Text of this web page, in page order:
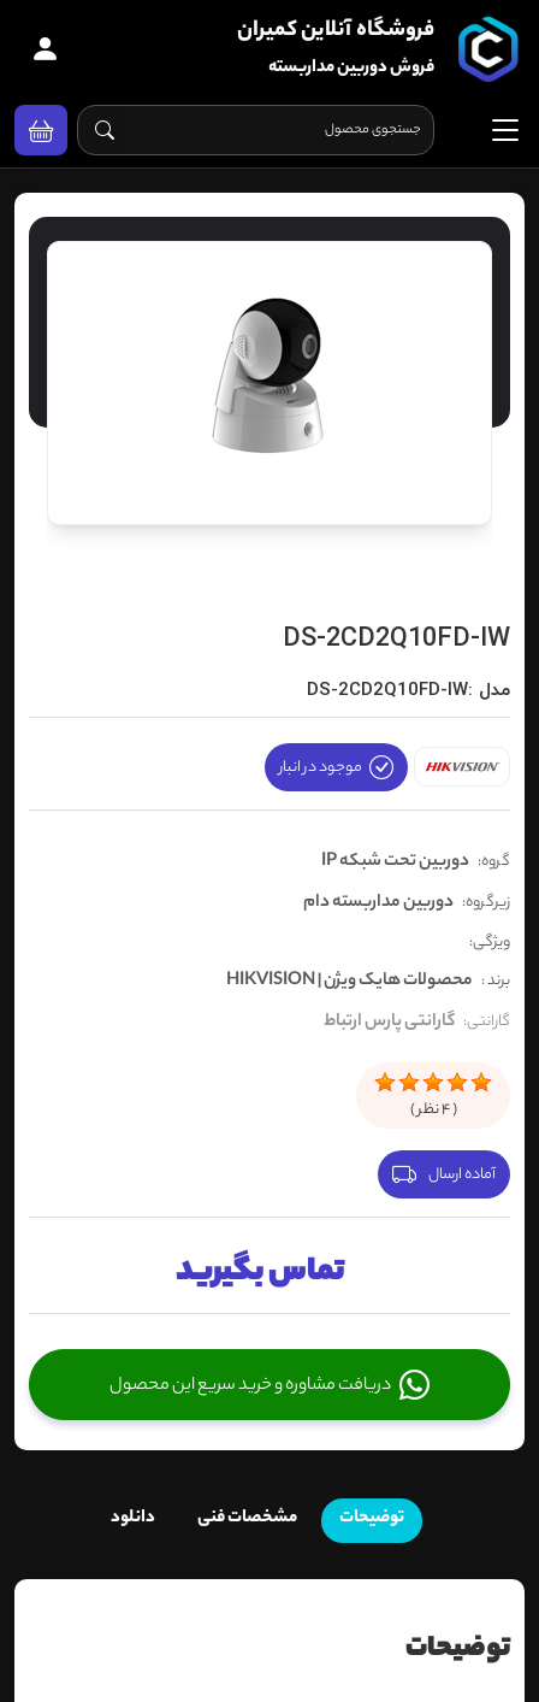
فروشگاه آنلاین کمیران
فروش دوربین مداربسته
DS-2CD2Q10FD-IW
مدل :DS-2CD2Q10FD-IW
موجود در انبار
گروه: دوربین تحت شبکه IP
زیرگروه: دوربین مداربسته دام
ویژگی:
برند : محصولات هایک ویژن | HIKVISION
گارانتی: گارانتی پارس ارتباط
(
4نظر )
آماده ارسال
تماس بگیرید
دریافت مشاوره و خرید سریع این محصول
توضیحات مشخصات فنی دانلود
توضیحات